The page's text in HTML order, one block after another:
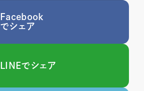
Facebook
でシェア
LINEでシェア